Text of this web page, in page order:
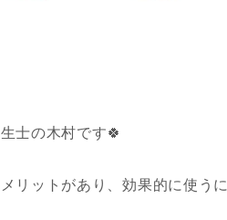
士の木村です🍀
リットがあり、効果的に使う